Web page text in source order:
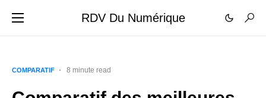
RDV Du Numérique
COMPARATIF 8 minute read